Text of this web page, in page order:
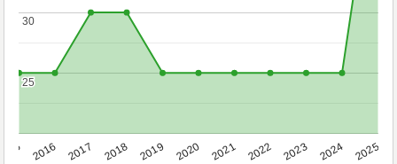
2016 2017 2018 2019 2020 2021 2022 2023 2024 2025
25
25
30
30